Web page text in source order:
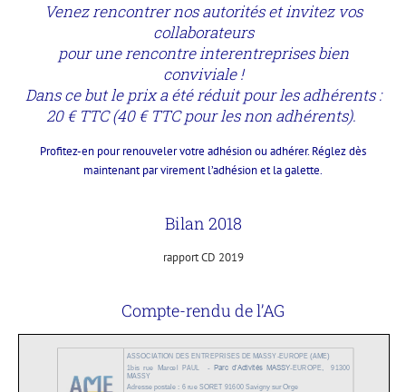
Venez rencontrer nos autorités et invitez vos
collaborateurs
pour une rencontre interentreprises bien
conviviale !
Dans ce but le prix aétéréduit pour les adhérents :
20€TTC (40€TTC pour les non adhérents).
Profitez-en pour renouveler votre adhésion ou adhérer. Réglez dès
maintenant par virement l’adhésion et la galette.
Bilan 2018
rapport CD 2019
Compte-rendu de l’AG